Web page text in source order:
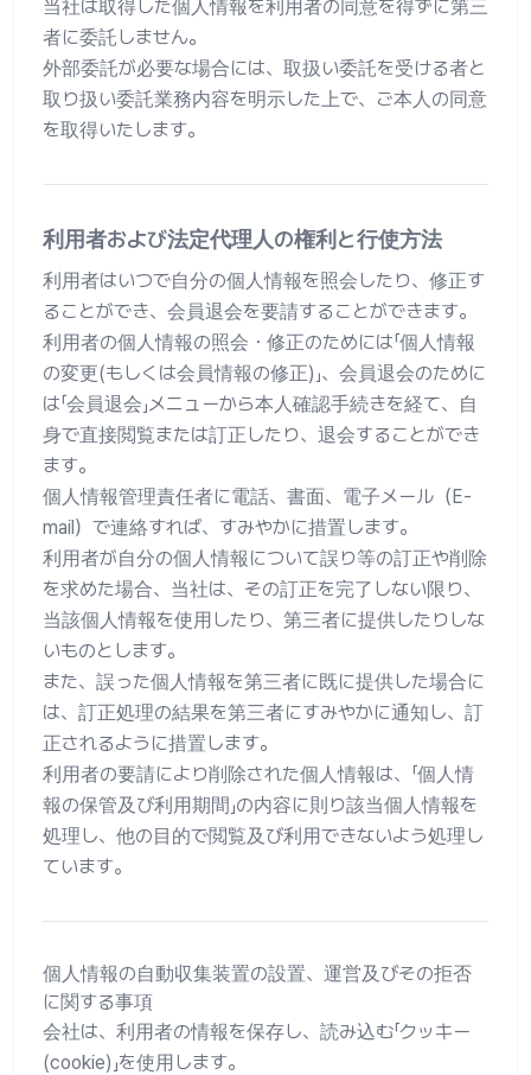
当社は取得した個人情報を利用者の同意を得ずに第三
者に委託しません。
外部委託が必要な場合には、取扱い委託を受ける者と
取り扱い委託業務内容を明示した上で、ご本人の同意
を取得いたします。
利用者および法定代理人の権利と行使方法
利用者はいつで自分の個人情報を照会したり、修正す
ることができ、会員退会を要請することができます。
利用者の個人情報の照会・修正のためには「個人情報
の変更(もしくは会員情報の修正)」、会員退会のために
は「会員退会」メニューから本人確認手続きを経て、自
身で直接閲覧または訂正したり、退会することができ
ます。
個人情報管理責任者に電話、書面、電子メール（E-
mail）で連絡すれば、すみやかに措置します。
利用者が自分の個人情報について誤り等の訂正や削除
を求めた場合、当社は、その訂正を完了しない限り、
当該個人情報を使用したり、第三者に提供したりしな
いものとします。
また、誤った個人情報を第三者に既に提供した場合に
は、訂正処理の結果を第三者にすみやかに通知し、訂
正されるように措置します。
利用者の要請により削除された個人情報は、「個人情
報の保管及び利用期間」の内容に則り該当個人情報を
処理し、他の目的で閲覧及び利用できないよう処理し
ています。
個人情報の自動収集装置の設置、運営及びその拒否
に関する事項
会社は、利用者の情報を保存し、読み込む「クッキー
(cookie)」を使用します。